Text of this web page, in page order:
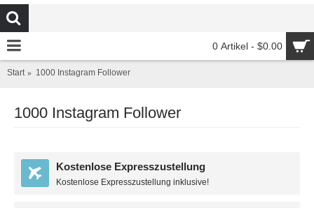
0 Artikel - $0.00
Start 1000 Instagram Follower
1000 Instagram Follower
Kostenlose Expresszustellung
Kostenlose Expresszustellung inklusive!